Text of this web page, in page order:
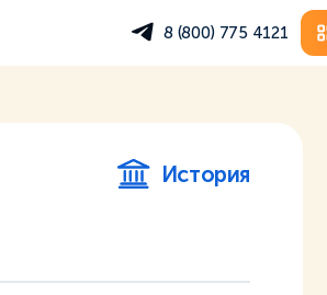
8 (800) 775 4121
История